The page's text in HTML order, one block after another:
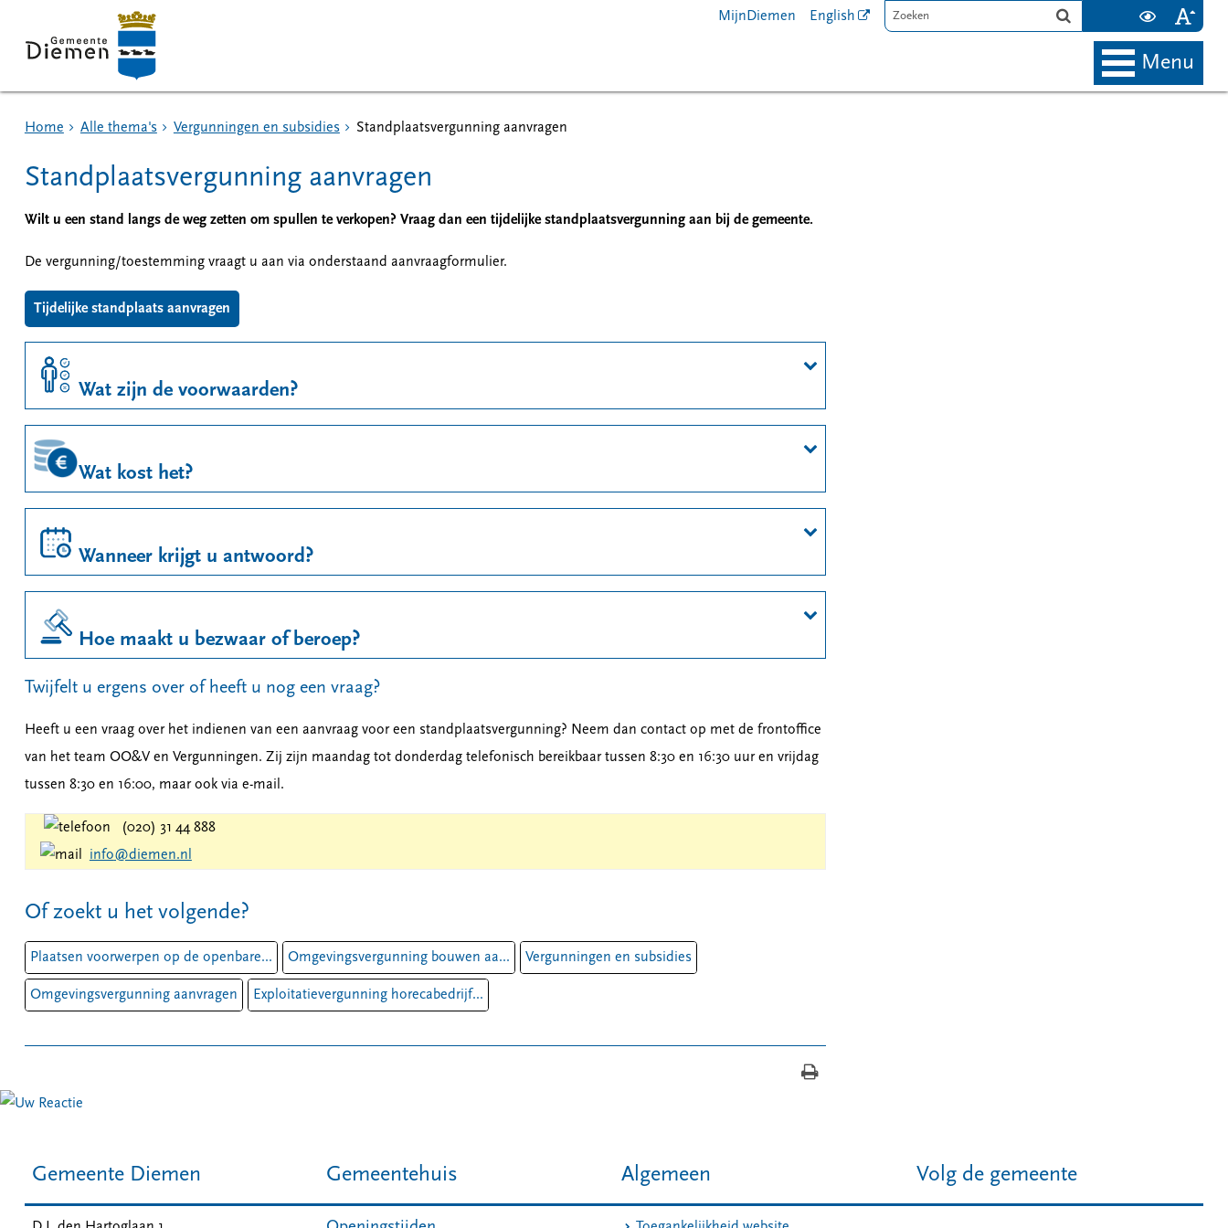
MijnDiemen English
menu
Home Alle thema's Vergunningen en subsidies Standplaatsvergunning aanvragen
Standplaatsvergunning aanvragen
Wilt u een stand langs de weg zetten om spullen te verkopen? Vraag dan een tijdelijke standplaatsvergunning aan bij de gemeente.
De vergunning/toestemming vraagt u aan via onderstaand aanvraagformulier.
Tijdelijke standplaats aanvragen
Wat zijn de voorwaarden?
Wat kost het?
Wanneer krijgt u antwoord?
Hoe maakt u bezwaar of beroep?
Twijfelt u ergens over of heeft u nog een vraag?
Heeft u een vraag over het indienen van een aanvraag voor een standplaatsvergunning? Neem dan contact op met de frontoffice
van het team OO&V en Vergunningen. Zij zijn maandag tot donderdag telefonisch bereikbaar tussen 8:30 en 16:30 uur en vrijdag
tussen 8:30 en 16:00, maar ook via e-mail.
(020) 31 44 888
info@diemen.nl
Of zoekt u het volgende?
Plaatsen voorwerpen op de openbare... Omgevingsvergunning bouwen aa... Vergunningen en subsidies
Omgevingsvergunning aanvragen Exploitatievergunning horecabedrijf...
Gemeente Diemen Gemeentehuis Algemeen Volg de gemeente